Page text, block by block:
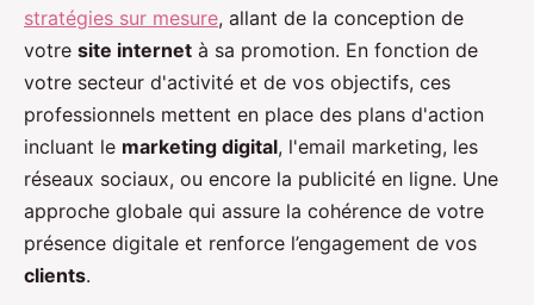
stratégies sur mesure, allant de la conception de
votre site internet à sa promotion. En fonction de
votre secteur d'activité et de vos objectifs, ces
professionnels mettent en place des plans d'action
incluant le marketing digital, l'email marketing, les
réseaux sociaux, ou encore la publicité en ligne. Une
approche globale qui assure la cohérence de votre
présence digitale et renforce l’engagement de vos
clients.